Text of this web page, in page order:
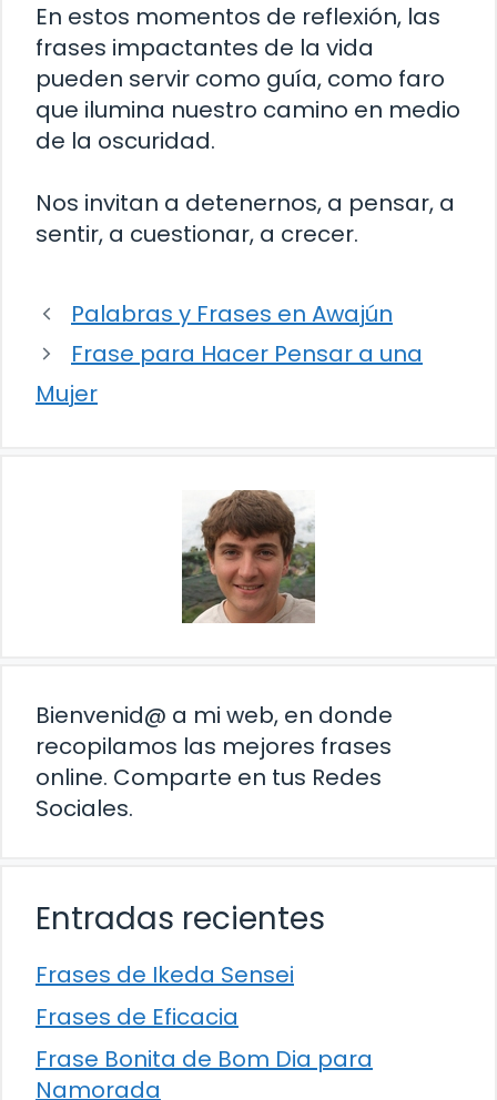
En estos momentos de reflexión, las
frases impactantes de la vida
pueden servir como guía, como faro
que ilumina nuestro camino en medio
de la oscuridad.
Nos invitan a detenernos, a pensar, a
sentir, a cuestionar, a crecer.
Palabras y Frases en Awajún
Frase para Hacer Pensar a una
Mujer
Bienvenid@ a mi web, en donde
recopilamos las mejores frases
online. Comparte en tus Redes
Sociales.
Entradas recientes
Frases de Ikeda Sensei
Frases de Eficacia
Frase Bonita de Bom Dia para
Namorada